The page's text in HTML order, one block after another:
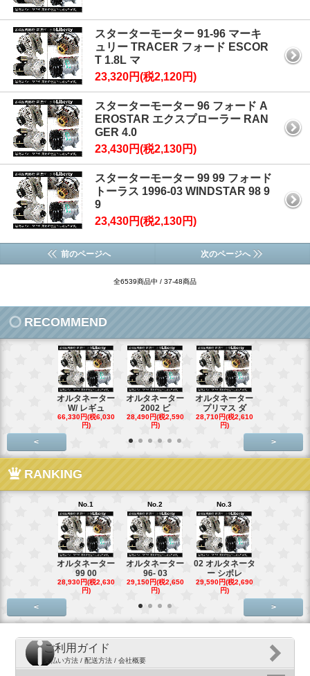
スターターモーター 91-96 マーキ
ュリー TRACER フォード ESCOR
T 1.8L マ
23,320円(税2,120円)
スターターモーター 96 フォード A
EROSTAR エクスプローラー RAN
GER 4.0
23,430円(税2,130円)
スターターモーター 99 99 フォード
トーラス 1996-03 WINDSTAR 98 9
9
23,430円(税2,130円)
前のページへ 次のページへ
全6539商品中 / 37-48商品
RECOMMEND
オルタネーター
W/ レギュ
66,330円(税6,030
円)
オルタネーター
2002 ビ
28,490円(税2,590
円)
オルタネーター
プリマス ダ
28,710円(税2,610
円)
< >
RANKING
No.1
オルタネーター
99 00
28,930円(税2,630
円)
No.2
オルタネーター
96- 03
29,150円(税2,650
円)
No.3
02 オルタネータ
ー シボレ
29,590円(税2,690
円)
< >
ご利用ガイド
支払い方法 / 配送方法 / 会社概要